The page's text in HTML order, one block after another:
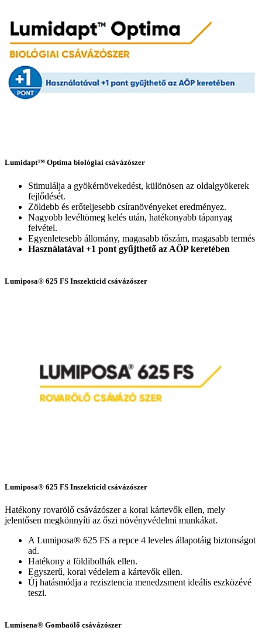
Lumidapt™ Optima biológiai csávázószer
Stimulálja a gyökérnövekedést, különösen az oldalgyökerek
fejlődését.
Zöldebb és erőteljesebb csíranövényeket eredményez.
Nagyobb levéltömeg kelés után, hatékonyabb tápanyag
felvétel.
Egyenletesebb állomány, magasabb tőszám, magasabb termés
Használatával +1 pont gyűjthető az AÖP keretében
Lumiposa® 625 FS Inszekticid csávázószer
Lumiposa® 625 FS Inszekticid csávázószer
Hatékony rovarölő csávázószer a korai kártevők ellen, mely
jelentősen megkönnyíti az őszi növényvédelmi munkákat.
A Lumiposa® 625 FS a repce 4 leveles állapotáig biztonságot
ad.
Hatékony a földibolhák ellen.
Egyszerű, korai védelem a kártevők ellen.
Új hatásmódja a rezisztencia menedzsment ideális eszközévé
teszi.
Lumisena® Gombaölő csávázószer